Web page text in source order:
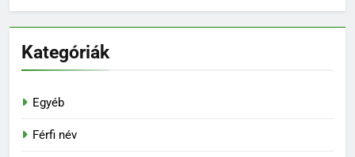
Kategóriák
Egyéb
Férfi név